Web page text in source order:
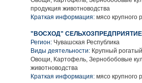
продукция животноводства
Краткая информация: мясо крупного
"ВОСХОД"
Регион: Чувашская Республика
Виды деятельности: Крупный
Овощи, Картофель, Зернобобовые
животноводства
Краткая информация: мясо крупного